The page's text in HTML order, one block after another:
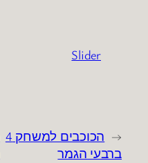
Slider
←
הכוכבים למשחק 4
ברבעי הגמר